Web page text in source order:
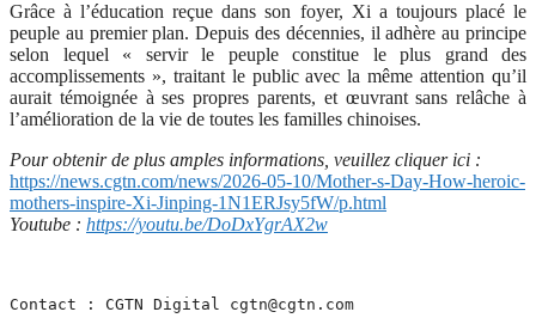
Grâce à l’éducation reçue dans son foyer, Xi a toujours placé le
peuple au premier plan. Depuis des décennies, il adhère au principe
selon lequel « servir le peuple constitue le plus grand des
accomplissements », traitant le public avec la même attention qu’il
aurait témoignée à ses propres parents, et œuvrant sans relâche à
l’amélioration de la vie de toutes les familles chinoises.
Pour obtenir de plus amples informations, veuillez cliquer ici :
https://news.cgtn.com/news/2026-05-10/Mother-s-Day-How-heroic-
mothers-inspire-Xi-Jinping-1N1ERJsy5fW/p.html
Youtube : https://youtu.be/DoDxYgrAX2w
Contact : CGTN Digital cgtn@cgtn.com